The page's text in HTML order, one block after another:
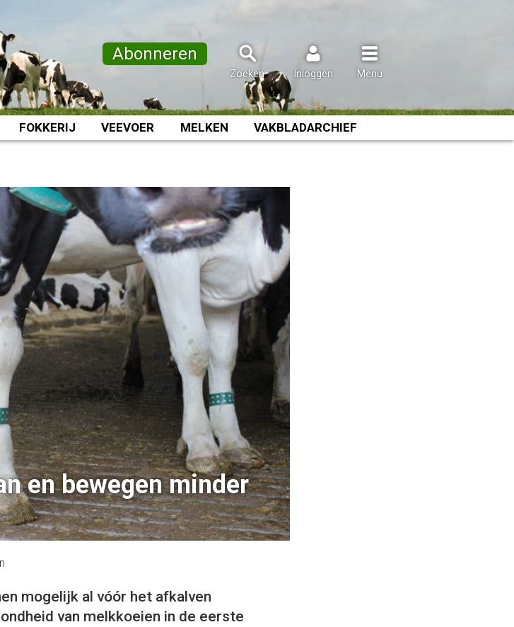
Abonneren
Zoeken Inloggen Menu
FOKKERIJ VEEVOER MELKEN VAKBLADARCHIEF
en bewegen minder
mogelijk al vóór het afkalven
van melkkoeien in de eerste